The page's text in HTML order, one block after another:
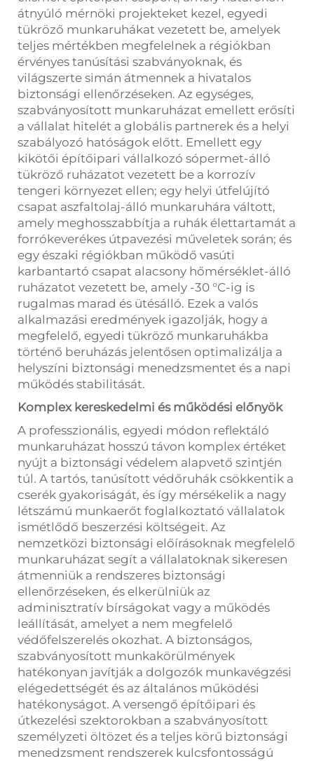
átnyúló mérnöki projekteket kezel, egyedi
tükröző munkaruhákat vezetett be, amelyek
teljes mértékben megfelelnek a régiókban
érvényes tanúsítási szabványoknak, és
világszerte simán átmennek a hivatalos
biztonsági ellenőrzéseken. Az egységes,
szabványosított munkaruházat emellett erősíti
a vállalat hitelét a globális partnerek és a helyi
szabályozó hatóságok előtt. Emellett egy
kikötői építőipari vállalkozó sópermet-álló
tükröző ruházatot vezetett be a korrozív
tengeri környezet ellen; egy helyi útfelújító
csapat aszfaltolaj-álló munkaruhára váltott,
amely meghosszabbítja a ruhák élettartamát a
forrókeverékes útpavezési műveletek során; és
egy északi régiókban működő vasúti
karbantartó csapat alacsony hőmérséklet-álló
ruházatot vezetett be, amely -30 °C-ig is
rugalmas marad és ütésálló. Ezek a valós
alkalmazási eredmények igazolják, hogy a
megfelelő, egyedi tükröző munkaruhákba
történő beruházás jelentősen optimalizálja a
helyszíni biztonsági menedzsmentet és a napi
működés stabilitását.
Komplex kereskedelmi és működési előnyök
A professzionális, egyedi módon reflektáló
munkaruházat hosszú távon komplex értéket
nyújt a biztonsági védelem alapvető szintjén
túl. A tartós, tanúsított védőruhák csökkentik a
cserék gyakoriságát, és így mérsékelik a nagy
létszámú munkaerőt foglalkoztató vállalatok
ismétlődő beszerzési költségeit. Az
nemzetközi biztonsági előírásoknak megfelelő
munkaruházat segít a vállalatoknak sikeresen
átmenniük a rendszeres biztonsági
ellenőrzéseken, és elkerülniük az
adminisztratív bírságokat vagy a működés
leállítását, amelyet a nem megfelelő
védőfelszerelés okozhat. A biztonságos,
szabványosított munkakörülmények
hatékonyan javítják a dolgozók munkavégzési
elégedettségét és az általános működési
hatékonyságot. A versengő építőipari és
útkezelési szektorokban a szabványosított
személyzeti öltözet és a teljes körű biztonsági
menedzsment rendszerek kulcsfontosságú